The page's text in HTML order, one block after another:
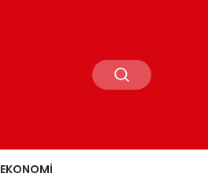
EKONOMI